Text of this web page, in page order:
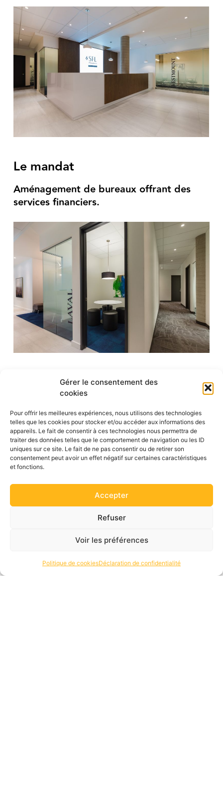
Gérer le consentement des
cookies
Pour offrir les meilleures expériences, nous utilisons des technologies
telles que les cookies pour stocker et/ou accéder aux informations des
appareils. Le fait de consentir à ces technologies nous permettra de
traiter des données telles que le comportement de navigation ou les ID
uniques sur ce site. Le fait de ne pas consentir ou de retirer son
consentement peut avoir un effet négatif sur certaines caractéristiques
et fonctions.
Accepter
Refuser
Voir les préférences
Politique de cookiesDéclaration de confidentialité
Le mandat
Aménagement de bureaux offrant des
services financiers.
Sur le chantier